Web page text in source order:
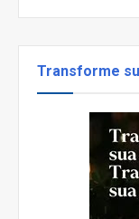
Transforme